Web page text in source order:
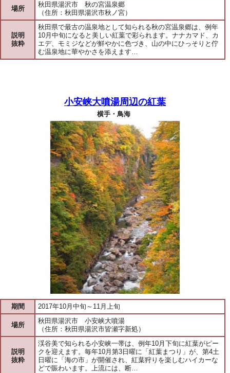
場所
秋田県湯沢市 秋の宮温泉郷
（住所：秋田県湯沢市秋ノ宮）
説明
抜粋
秋田県で最古の温泉地として知られる秋の宮温泉郷は、例年
10月中旬になると美しい紅葉で彩られます。ナナカマド、カ
エデ、モミジなどが鮮やかに色づき、山の中にひっそりと佇
む温泉地に華やかさを添えます…
小安峡大噴湯周辺の紅葉
横手・鳥海
期間 2017年10月中旬～11月上旬
場所
秋田県湯沢市 小安峡大噴湯
（住所：秋田県湯沢市皆瀬字新処）
説明
抜粋
渓谷美で知られる小安峡一帯は、例年10月下旬に紅葉がピー
クを迎えます。毎年10月第3日曜に「紅葉まつり」が、第4土
日曜に「海の市」が開催され、紅葉狩りを楽しむハイカーな
どで賑わいます。上流には、断…